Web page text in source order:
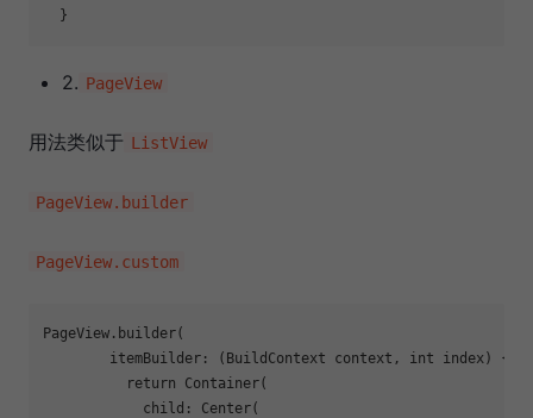
2. PageView
用法类似于 ListView
PageView.builder
PageView.custom
PageView.builder(
        itemBuilder: (BuildContext context,
int index) {
return Container(
            child: Center(